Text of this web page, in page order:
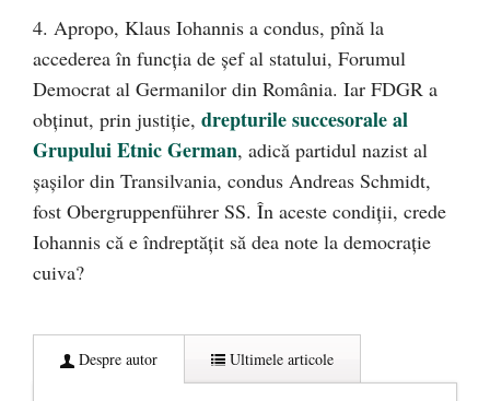
4. Apropo, Klaus Iohannis a condus, pînă la
accederea în funcția de șef al statului, Forumul
Democrat al Germanilor din România. Iar FDGR a
obținut, prin justiție, drepturile succesorale al
Grupului Etnic German, adică partidul nazist al
șașilor din Transilvania, condus Andreas Schmidt,
fost Obergruppenführer SS. În aceste condiții, crede
Iohannis că e îndreptățit să dea note la democrație
cuiva?
Despre autor Ultimele articole